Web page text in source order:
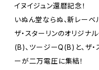
イヌイジュン還暦記念！
いぬん堂ならぬ、新レーベ
ザ・スターリンのオリジナ
(B)、ツージーQ(B)と、ザ
ーが二万電圧に集結！